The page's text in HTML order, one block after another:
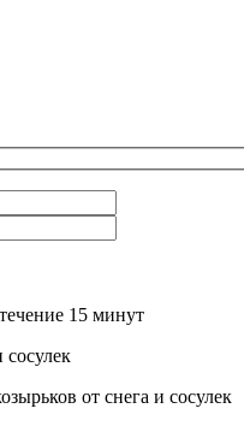
15 минут
от снега и сосулек